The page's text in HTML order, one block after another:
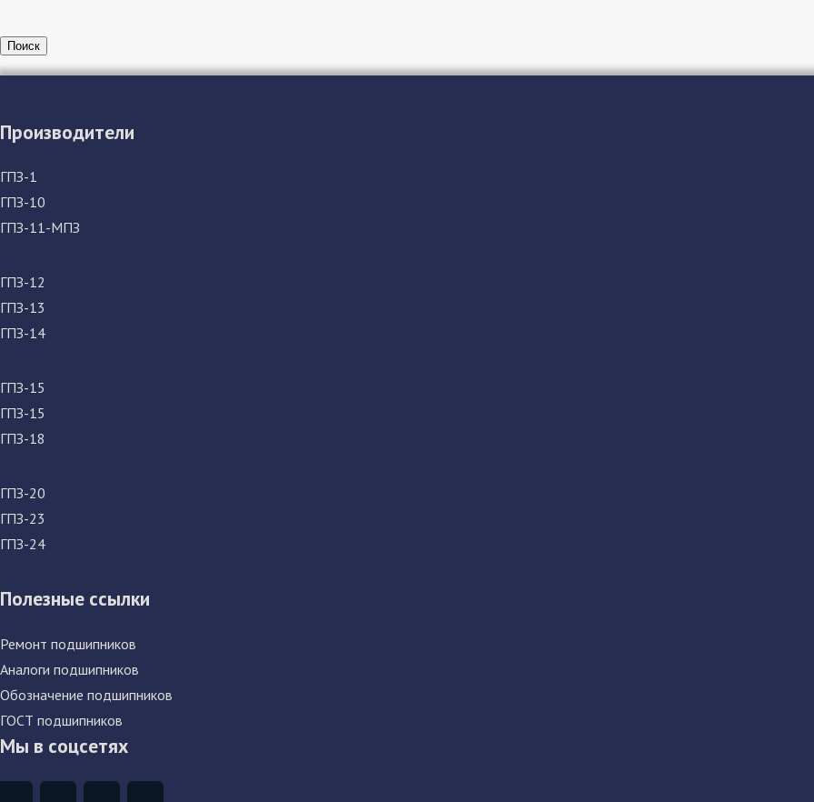
Поиск
Производители
ГПЗ-1
ГПЗ-10
ГПЗ-11-МПЗ
ГПЗ-12
ГПЗ-13
ГПЗ-14
ГПЗ-15
ГПЗ-15
ГПЗ-18
ГПЗ-20
ГПЗ-23
ГПЗ-24
Полезные ссылки
Ремонт подшипников
Аналоги подшипников
Обозначение подшипников
ГОСТ подшипников
Мы в соцсетях